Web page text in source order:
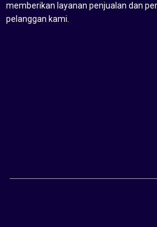
memberikan layanan penjualan dan
pelanggan kami.